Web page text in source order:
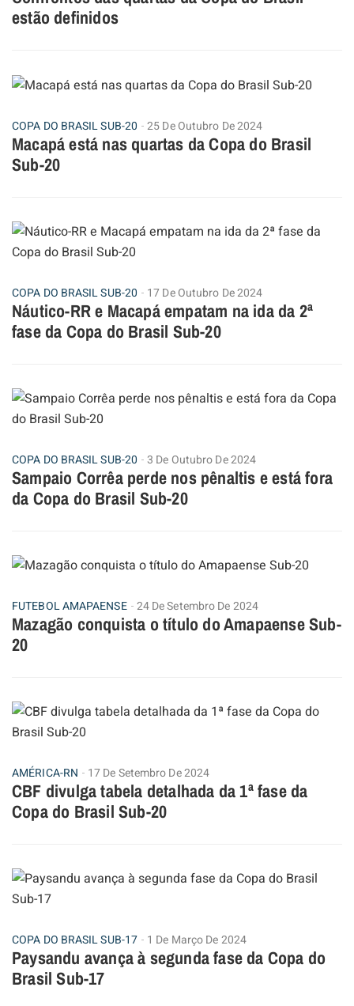
estão definidos
COPA DO BRASIL SUB-20 25 De Outubro De 2024
Macapá está nas quartas da Copa do Brasil
Sub-20
COPA DO BRASIL SUB-20 17 De Outubro De 2024
Náutico-RR e Macapá empatam na ida da 2ª
fase da Copa do Brasil Sub-20
COPA DO BRASIL SUB-20 3 De Outubro De 2024
Sampaio Corrêa perde nos pênaltis e está fora
da Copa do Brasil Sub-20
FUTEBOL AMAPAENSE 24 De Setembro De 2024
Mazagão conquista o título do Amapaense Sub-
20
AMÉRICA-RN 17 De Setembro De 2024
CBF divulga tabela detalhada da 1ª fase da
Copa do Brasil Sub-20
COPA DO BRASIL SUB-17 1 De Março De 2024
Paysandu avança à segunda fase da Copa do
Brasil Sub-17